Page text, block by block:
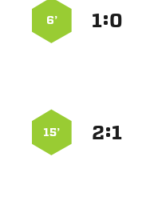
:
6’
:
15’